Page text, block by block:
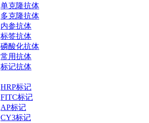
单克隆抗体
多克隆抗体
内参抗体
标签抗体
磷酸化抗体
常用抗体
标记抗体
HRP标记
FITC标记
AP标记
CY3标记